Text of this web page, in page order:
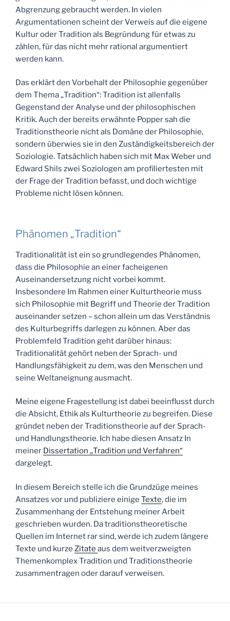
Abgrenzung gebraucht werden. In vielen
Argumentationen scheint der Verweis auf die eigene
Kultur oder Tradition als Begründung für etwas zu
zählen, für das nicht mehr rational argumentiert
werden kann.
Das erklärt den Vorbehalt der Philosophie gegenüber
dem Thema „Tradition“: Tradition ist allenfalls
Gegenstand der Analyse und der philosophischen
Kritik. Auch der bereits erwähnte Popper sah die
Traditionstheorie nicht als Domäne der Philosophie,
sondern überwies sie in den Zuständigkeitsbereich der
Soziologie. Tatsächlich haben sich mit Max Weber und
Edward Shils zwei Soziologen am profiliertesten mit
der Frage der Tradition befasst, und doch wichtige
Probleme nicht lösen können.
Phänomen „Tradition“
Traditionalität ist ein so grundlegendes Phänomen,
dass die Philosophie an einer facheigenen
Auseinandersetzung nicht vorbei kommt.
Insbesondere Im Rahmen einer Kulturtheorie muss
sich Philosophie mit Begriff und Theorie der Tradition
auseinander setzen – schon allein um das Verständnis
des Kulturbegriffs darlegen zu können. Aber das
Problemfeld Tradition geht darüber hinaus:
Traditionalität gehört neben der Sprach- und
Handlungsfähigkeit zu dem, was den Menschen und
seine Weltaneignung ausmacht.
Meine eigene Fragestellung ist dabei beeinflusst durch
die Absicht, Ethik als Kulturtheorie zu begreifen. Diese
gründet neben der Traditionstheorie auf der Sprach-
und Handlungstheorie. Ich habe diesen Ansatz In
meiner Dissertation „Tradition und Verfahren“
dargelegt.
In diesem Bereich stelle ich die Grundzüge meines
Ansatzes vor und publiziere einige Texte, die im
Zusammenhang der Entstehung meiner Arbeit
geschrieben wurden. Da traditionstheoretische
Quellen im Internet rar sind, werde ich zudem längere
Texte und kurze Zitate aus dem weitverzweigten
Themenkomplex Tradition und Traditionstheorie
zusammentragen oder darauf verweisen.